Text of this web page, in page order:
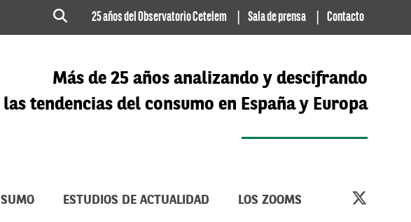
25 años del Observatorio Cetelem Sala de prensa Contacto
Más de 25 años analizando y descifrando
tendencias del consumo en España y Europa
ESTUDIOS DE ACTUALIDAD LOS ZOOMS